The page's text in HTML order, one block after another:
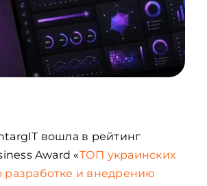
вошла в рейтинг
Award «ТОП украинских
разработке и внедрению